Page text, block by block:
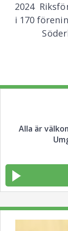
2024
i 170
Alla är